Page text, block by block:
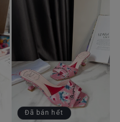
Đã bán hết